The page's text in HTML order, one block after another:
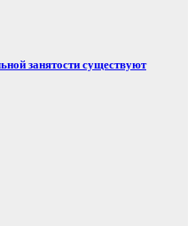
занятости существуют